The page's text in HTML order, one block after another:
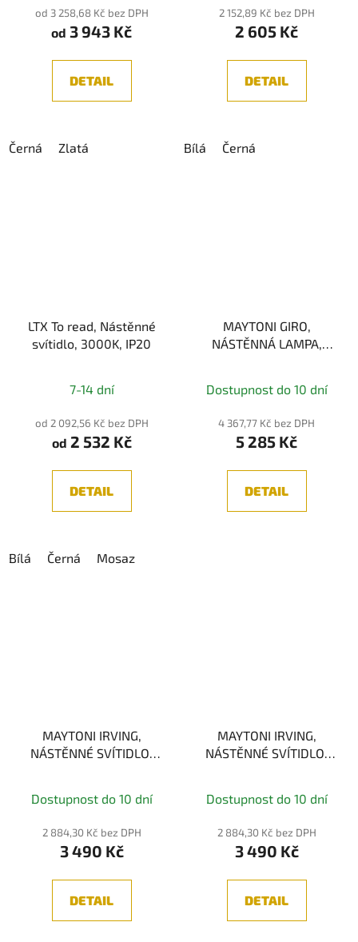
od 3 258,68 Kč bez DPH
od 3 943 Kč
DETAIL
Černá Zlatá
produktu
je
z
2 152,89 Kč bez DPH
2 605 Kč
DETAIL
Bílá Černá
LTX To read, Nástěnné
svítidlo, 3000K, IP20
hodnocení
produktu
je
7-14 dní
od 2 092,56 Kč bez DPH
od 2 532 Kč
DETAIL
Bílá Černá Mosaz
MAYTONI GIRO,
NÁSTĚNNÁ LAMPA,
Dostupnost do 10 dní
4 367,77 Kč bez DPH
5 285 Kč
DETAIL
MAYTONI IRVING,
NÁSTĚNNÉ SVÍTIDLO,
Dostupnost do 10 dní
2 884,30 Kč bez DPH
3 490 Kč
DETAIL
MAYTONI IRVING,
NÁSTĚNNÉ SVÍTIDLO,
Dostupnost do 10 dní
2 884,30 Kč bez DPH
3 490 Kč
DETAIL